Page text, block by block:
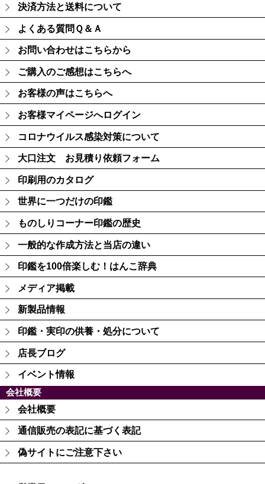
決済方法と送料について
よくある質問Ｑ＆Ａ
お問い合わせはこちらから
ご購入のご感想はこちらへ
お客様の声はこちらへ
お客様マイページへログイン
コロナウイルス感染対策について
大口注文 お見積り依頼フォーム
印刷用のカタログ
世界に一つだけの印鑑
ものしりコーナー印鑑の歴史
一般的な作成方法と当店の違い
印鑑を100倍楽しむ！はんこ辞典
メディア掲載
新製品情報
印鑑・実印の供養・処分について
店長ブログ
イベント情報
会社概要
会社概要
通信販売の表記に基づく表記
偽サイトにご注意下さい